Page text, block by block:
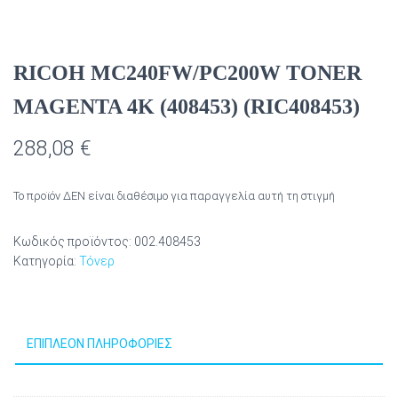
RICOH MC240FW/PC200W TONER
MAGENTA 4K (408453) (RIC408453)
288,08 €
Το προϊόν ΔΕΝ είναι διαθέσιμο για παραγγελία αυτή τη στιγμή
Κωδικός προϊόντος: 002.408453
Κατηγορία: Τόνερ
ΕΠΙΠΛΈΟΝ ΠΛΗΡΟΦΟΡΊΕΣ